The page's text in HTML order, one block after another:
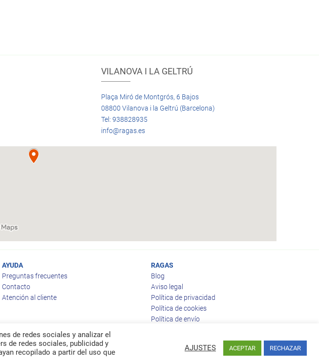
VILANOVA I LA GELTRÚ
Plaça Miró de Montgrós, 6 Bajos
08800 Vilanova i la Geltrú (Barcelona)
Tel: 938828935
info@ragas.es
AYUDA
Preguntas frecuentes
Contacto
Atención al cliente
RAGAS
Blog
Aviso legal
Política de privacidad
Política de cookies
Política de envío
de redes sociales y analizar el
de redes sociales, publicidad y
recopilado a partir del uso que
AJUSTES ACEPTAR RECHAZAR